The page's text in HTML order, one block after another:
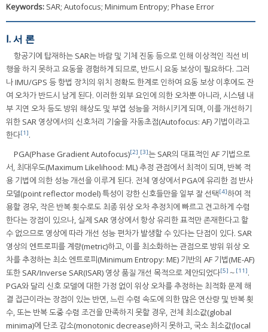
Keywords: SAR; Autofocus; Minimum Entropy; Phase Error
Ⅰ. 서 론
항공기에 탑재하는 SAR는 바람 및 기체 진동 등으로 인해 이상적인 직선 비
행을 하지 못하고 요동을 경험하게 되므로, 반드시 요동 보상이 필요하다. 그러
나 IMU/GPS 등 항법 장치의 위치 정확도 한계로 인하여 요동 보상 이후에도 잔
여 오차가 반드시 남게 된다. 이러한 외부 요인에 의한 오차뿐 아니라, 시스템 내
부 지연 오차 등도 방위 해상도 및 부엽 성능을 저하시키게 되며, 이를 개선하기
위한 SAR 영상에서의 신호처리 기술을 자동초점(Autofocus: AF) 기법이라고
한다[1].
PGA(Phase Gradient Autofocus)[2],[3]는 SAR의 대표적인 AF 기법으로
서, 최대우도(Maximum Likelihood: ML) 추정 관점에서 최적이 되며, 반복 적
용 기법에 의한 성능 개선을 이루게 된다. 전체 영상에서 PGA에 유리한 점 반사
모델(point reflector model) 특성이 강한 신호들만을 일부 잘 선택[4]하여 적
용할 경우, 작은 반복 횟수로도 최종 위상 오차 추정치에 빠르고 견고하게 수렴
한다는 장점이 있으나, 실제 SAR 영상에서 항상 유리한 표적만 존재한다고 할
수 없으므로 영상에 따라 개선 성능 편차가 발생할 수 있다는 단점이 있다. SAR
영상의 엔트로피를 계량(metric)하고, 이를 최소화하는 관점으로 방위 위상 오
차를 추정하는 최소 엔트로피(Minimum Entropy: ME) 기반의 AF 기법(ME-AF)
또한 SAR/Inverse SAR(ISAR) 영상 품질 개선 목적으로 제안되었다[5] ～ [11].
PGA와 달리 신호 모델에 대한 가정 없이 위상 오차를 추정하는 최적화 문제 해
결 접근이라는 장점이 있는 반면, 느린 수렴 속도에 의한 많은 연산량 및 반복 횟
수, 또는 반복 도중 수렴 조건을 만족하지 못할 경우, 전체 최소값(global
minima)에 단조 감소(monotonic decrease)하지 못하고, 국소 최소값(local